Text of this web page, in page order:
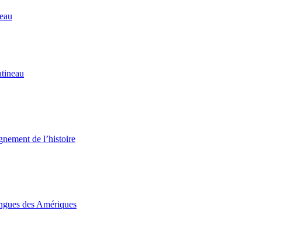
de l’histoire
des Amériques